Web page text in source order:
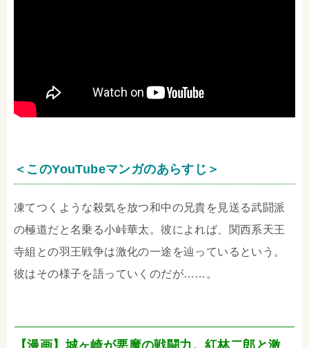
＜このYouTubeマンガのあらすじ＞
凍てつくような殺気を放つ和中の兄貴を見送る武闘派
の極道だと名乗る小峠華太。彼によれば、関西系天王
寺組との羽王戦争は激化の一途を辿っているという。
彼はその様子を語っていくのだが……。